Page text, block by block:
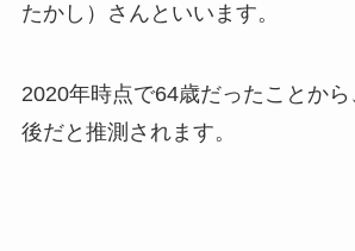
たかし）さんといいます。
2020年時点で64歳だったことか
後だと推測されます。